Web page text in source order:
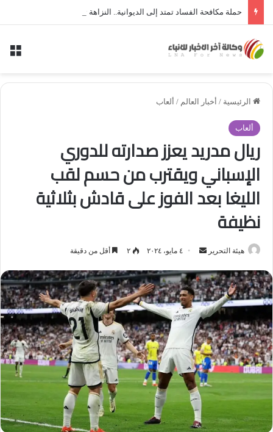
الرئيسية / أخبار العالم / ألعاب
ألعاب
ريال مدريد يعزز صدارته للدوري
الإسباني ويقترب من حسم لقب
الليغا بعد الفوز على قادش بثلاثية
نظيفة
هيئة التحرير
س
ل
ب
ر
ي
د
ا
إ
ل
ك
ت
٤ مايو، ٢٠٢٤ ٢ أقل من دقيقة